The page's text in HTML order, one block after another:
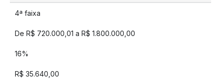
4ª faixa
De R$ 720.000,01 a R$ 1.800.000,00
16%
R$ 35.640,00